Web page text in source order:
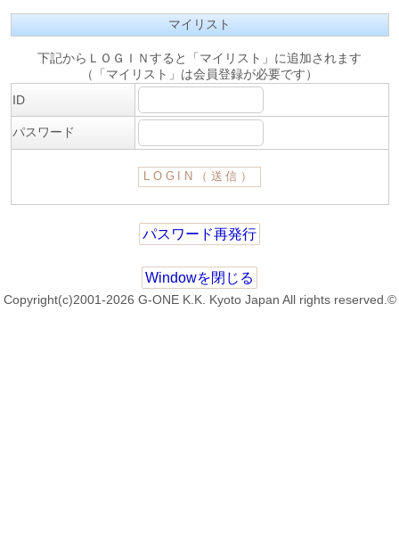
マイリスト
下記からＬＯＧＩＮすると「マイリスト」に追加されます
（「マイリスト」は会員登録が必要です）
ID
パスワード
パスワード再発行
Windowを閉じる
Copyright(c)2001-2026 G-ONE K.K. Kyoto Japan All rights reserved.©